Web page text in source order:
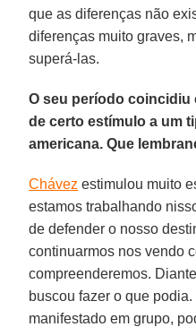
que as diferenças não
diferenças muito graves,
superá-las.
O seu período coincidiu
de certo estímulo a um
americana. Que
Chávez estimulou muito
estamos trabalhando
de defender o nosso
continuarmos nos vendo
compreenderemos.
buscou fazer o que
manifestado em grupo,